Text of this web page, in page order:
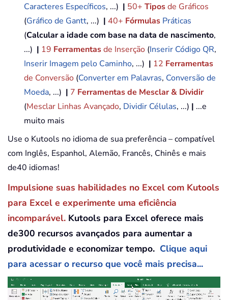
Caracteres Específicos, ...) | 50+ Tiposde Gráficos
(Gráfico de Gantt, ...) | 40+ Fórmulas Práticas
(Calcular a idade com base na data de nascimento,
...) | 19 Ferramentasde Inserção (Inserir Código QR,
Inserir Imagem pelo Caminho, ...) | 12 Ferramentas
de Conversão (Converter em Palavras, Conversão de
Moeda, ...) | 7 Ferramentas de Mesclar & Dividir
(Mesclar Linhas Avançado, Dividir Células, ...) | ...e
muito mais
Use o Kutools no idioma de sua preferência – compatível
com Inglês, Espanhol, Alemão, Francês, Chinês e mais
de40 idiomas!
Impulsione suas habilidades no Excel com Kutools
para Excel e experimente uma eficiência
incomparável. Kutools para Excel oferece mais
de300 recursos avançados para aumentar a
produtividade e economizar tempo. Clique aqui
para acessar o recurso que você mais precisa...